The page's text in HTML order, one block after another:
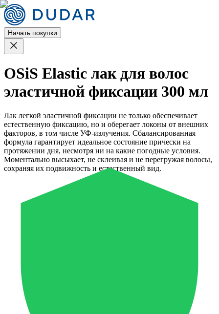
Начать покупки
OSiS Elastic лак для волос
эластичной фиксации 300 мл
Лак легкой эластичной фиксации не только обеспечивает
естественную фиксацию, но и оберегает локоны от внешних
факторов, в том числе УФ-излучения. Сбалансированная
формула гарантирует идеальное состояние прически на
протяжении дня, несмотря ни на какие погодные условия.
Моментально высыхает, не склеивая и не перегружая волосы,
сохраняя их подвижность и естественный вид.